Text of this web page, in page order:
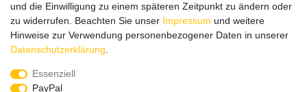
Zahlungsmethoden
und die Einwilligung zu einem späteren Zeitpunkt zu ändern oder
zu widerrufen. Beachten Sie unser Impressum und weitere
Hinweise zur Verwendung personenbezogener Daten in unserer
Daten­schutz­erklärung
Essenziell
PayPal